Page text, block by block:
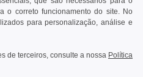
Ver Produto
o correto funcionamento do site. No
para personalização, análise e
de terceiros, consulte a nossa Política